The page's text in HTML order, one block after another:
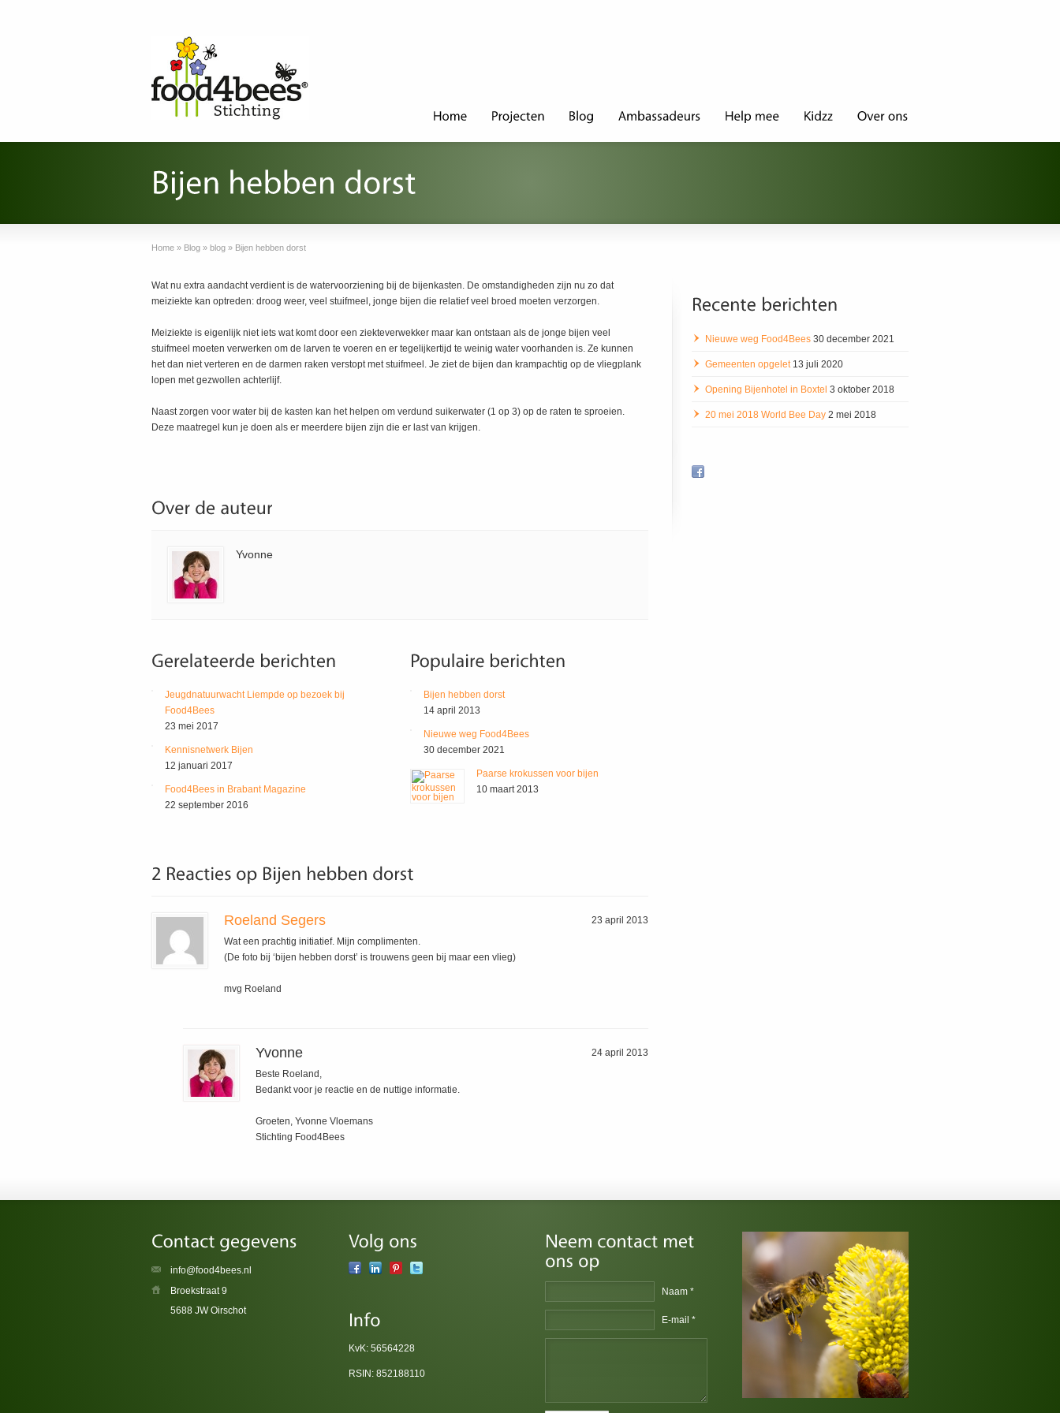
Home » Blog » blog » Bijen hebben dorst
Wat nu extra aandacht verdient is de watervoorziening bij de bijenkasten. De omstandigheden zijn nu zo dat
meiziekte kan optreden: droog weer, veel stuifmeel, jonge bijen die relatief veel broed moeten verzorgen.
Meiziekte is eigenlijk niet iets wat komt door een ziekteverwekker maar kan ontstaan als de jonge bijen veel
stuifmeel moeten verwerken om de larven te voeren en er tegelijkertijd te weinig water voorhanden is. Ze kunnen
het dan niet verteren en de darmen raken verstopt met stuifmeel. Je ziet de bijen dan krampachtig op de vliegplank
lopen met gezwollen achterlijf.
Naast zorgen voor water bij de kasten kan het helpen om verdund suikerwater (1 op 3) op de raten te sproeien.
Deze maatregel kun je doen als er meerdere bijen zijn die er last van krijgen.
Yvonne
Jeugdnatuurwacht Liempde op bezoek bij
Food4Bees
23 mei 2017
Kennisnetwerk Bijen
12 januari 2017
Food4Bees in Brabant Magazine
22 september 2016
Bijen hebben dorst
14 april 2013
Nieuwe weg Food4Bees
30 december 2021
Paarse krokussen voor bijen
10 maart 2013
Roeland Segers
23 april 2013
Wat een prachtig initiatief. Mijn complimenten.
(De foto bij ‘bijen hebben dorst’ is trouwens geen bij maar een vlieg)
mvg Roeland
Yvonne
24 april 2013
Beste Roeland,
Bedankt voor je reactie en de nuttige informatie.
Groeten, Yvonne Vloemans
Stichting Food4Bees
Nieuwe weg Food4Bees 30 december 2021
Gemeenten opgelet 13 juli 2020
Opening Bijenhotel in Boxtel 3 oktober 2018
20 mei 2018 World Bee Day 2 mei 2018
info@food4bees.nl
Broekstraat 9
5688 JW Oirschot
KvK: 56564228
RSIN: 852188110
Naam *
E-mail *